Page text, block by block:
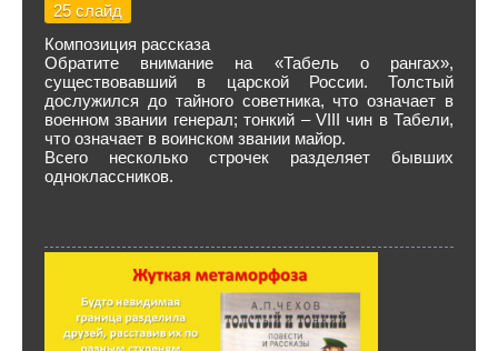
25 слайд
Композиция рассказа
Обратите внимание на «Табель о рангах»,
существовавший в царской России. Толстый
дослужился до тайного советника, что означает в
военном звании генерал; тонкий – VIII чин в Табели,
что означает в воинском звании майор.
Всего несколько строчек разделяет бывших
одноклассников.